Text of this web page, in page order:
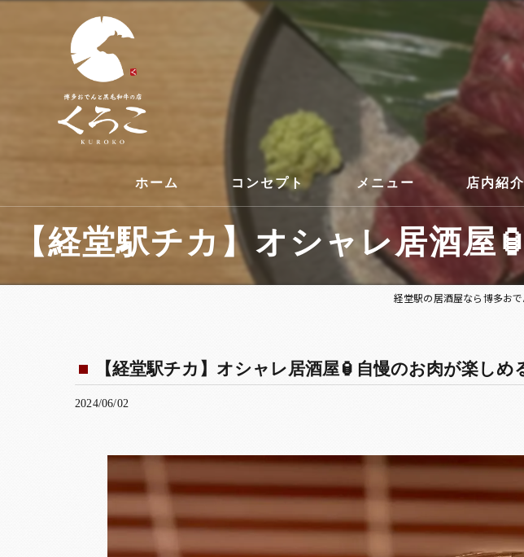
ホーム コンセプト メニュー 店内紹
【経堂駅チカ】オシャレ居酒
経堂駅の居酒屋なら博多お
【経堂駅チカ】オシャレ居酒屋🏮自慢のお肉が楽しめ
2024/06/02